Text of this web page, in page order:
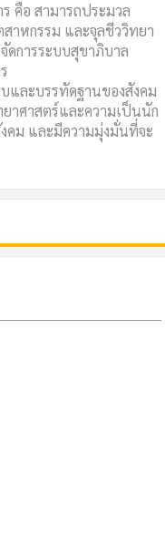
คือ สามารถประมวล
าหกรรม และจุลชีววิทยา
ดการระบบสุขาภิบาล
และบรรทัดฐานของสังคม
าศาสตร์และความเป็นนัก
คม และมีความมุ่งมั่นที่จะ